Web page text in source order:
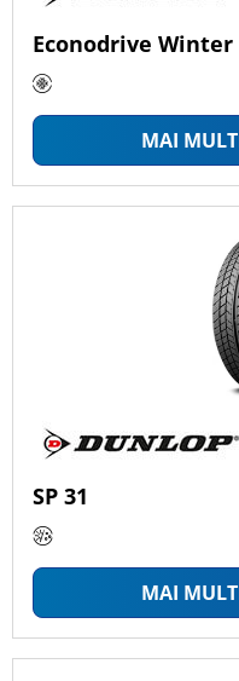
Econodrive Winter
MAI
SP 31
MAI